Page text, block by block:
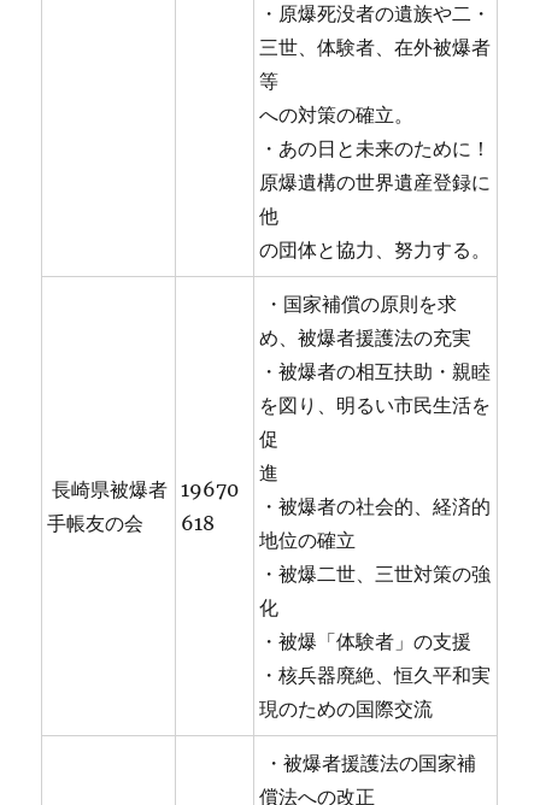
・原爆死没者の遺族や二・
三世、体験者、在外被爆者
等
への対策の確立。
・あの日と未来のために！
原爆遺構の世界遺産登録に
他
の団体と協力、努力する。
長崎県被爆者
手帳友の会
19670
618
・国家補償の原則を求
め、被爆者援護法の充実
・被爆者の相互扶助・親睦
を図り、明るい市民生活を
促
進
・被爆者の社会的、経済的
地位の確立
・被爆二世、三世対策の強
化
・被爆「体験者」の支援
・核兵器廃絶、恒久平和実
現のための国際交流
・被爆者援護法の国家補
償法への改正